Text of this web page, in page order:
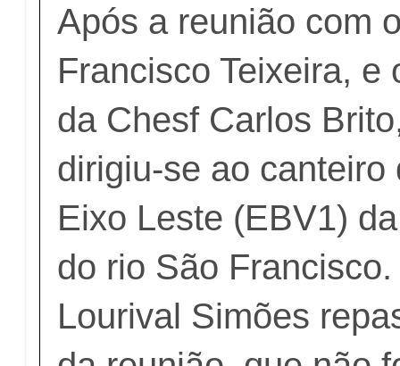
Após a reunião com
Francisco Teixeira, e
da Chesf Carlos
dirigiu-se ao canteiro
Eixo Leste (EBV1)
do rio São
Lourival Simões